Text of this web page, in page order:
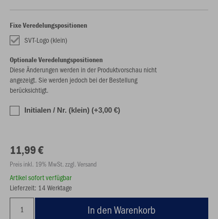
Fixe Veredelungspositionen
SVT-Logo (klein)
Optionale Veredelungspositionen
Diese Änderungen werden in der Produktvorschau nicht
angezeigt. Sie werden jedoch bei der Bestellung
berücksichtigt.
Initialen / Nr. (klein) (+3,00 €)
11,99 €
Preis inkl. 19% MwSt. zzgl. Versand
Artikel sofort verfügbar
Lieferzeit: 14 Werktage
In den Warenkorb